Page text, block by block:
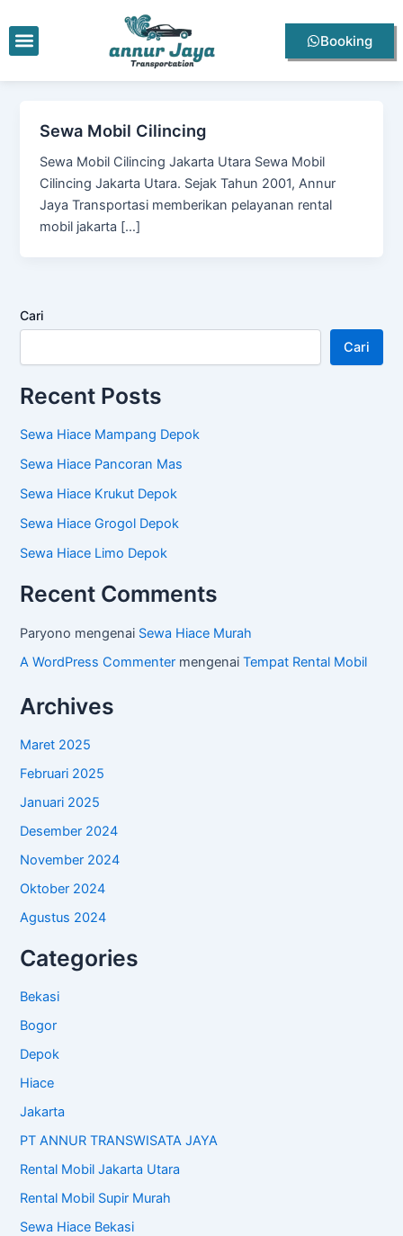
ke
konten
Menu Booking
Sewa Mobil Cilincing
Sewa Mobil Cilincing Jakarta Utara Sewa Mobil
Cilincing Jakarta Utara. Sejak Tahun 2001, Annur
Jaya Transportasi memberikan pelayanan rental
mobil jakarta […]
Cari
Cari
Recent Posts
Sewa Hiace Mampang Depok
Sewa Hiace Pancoran Mas
Sewa Hiace Krukut Depok
Sewa Hiace Grogol Depok
Sewa Hiace Limo Depok
Recent Comments
Paryono mengenai Sewa Hiace Murah
A WordPress Commenter mengenaiTempat Rental Mobil
Archives
Maret 2025
Februari 2025
Januari 2025
Desember 2024
November 2024
Oktober 2024
Agustus 2024
Categories
Bekasi
Bogor
Depok
Hiace
Jakarta
PT ANNUR TRANSWISATA JAYA
Rental Mobil Jakarta Utara
Rental Mobil Supir Murah
Sewa Hiace Bekasi